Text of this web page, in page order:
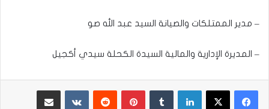
– مدير الممتلكات والصيانة السيد عبد الله صو
– المديرة الإدارية والمالية السيدة الكحلة سيدي أكجيل
لينكدإن بينتيريست مشاركة عبر البريد